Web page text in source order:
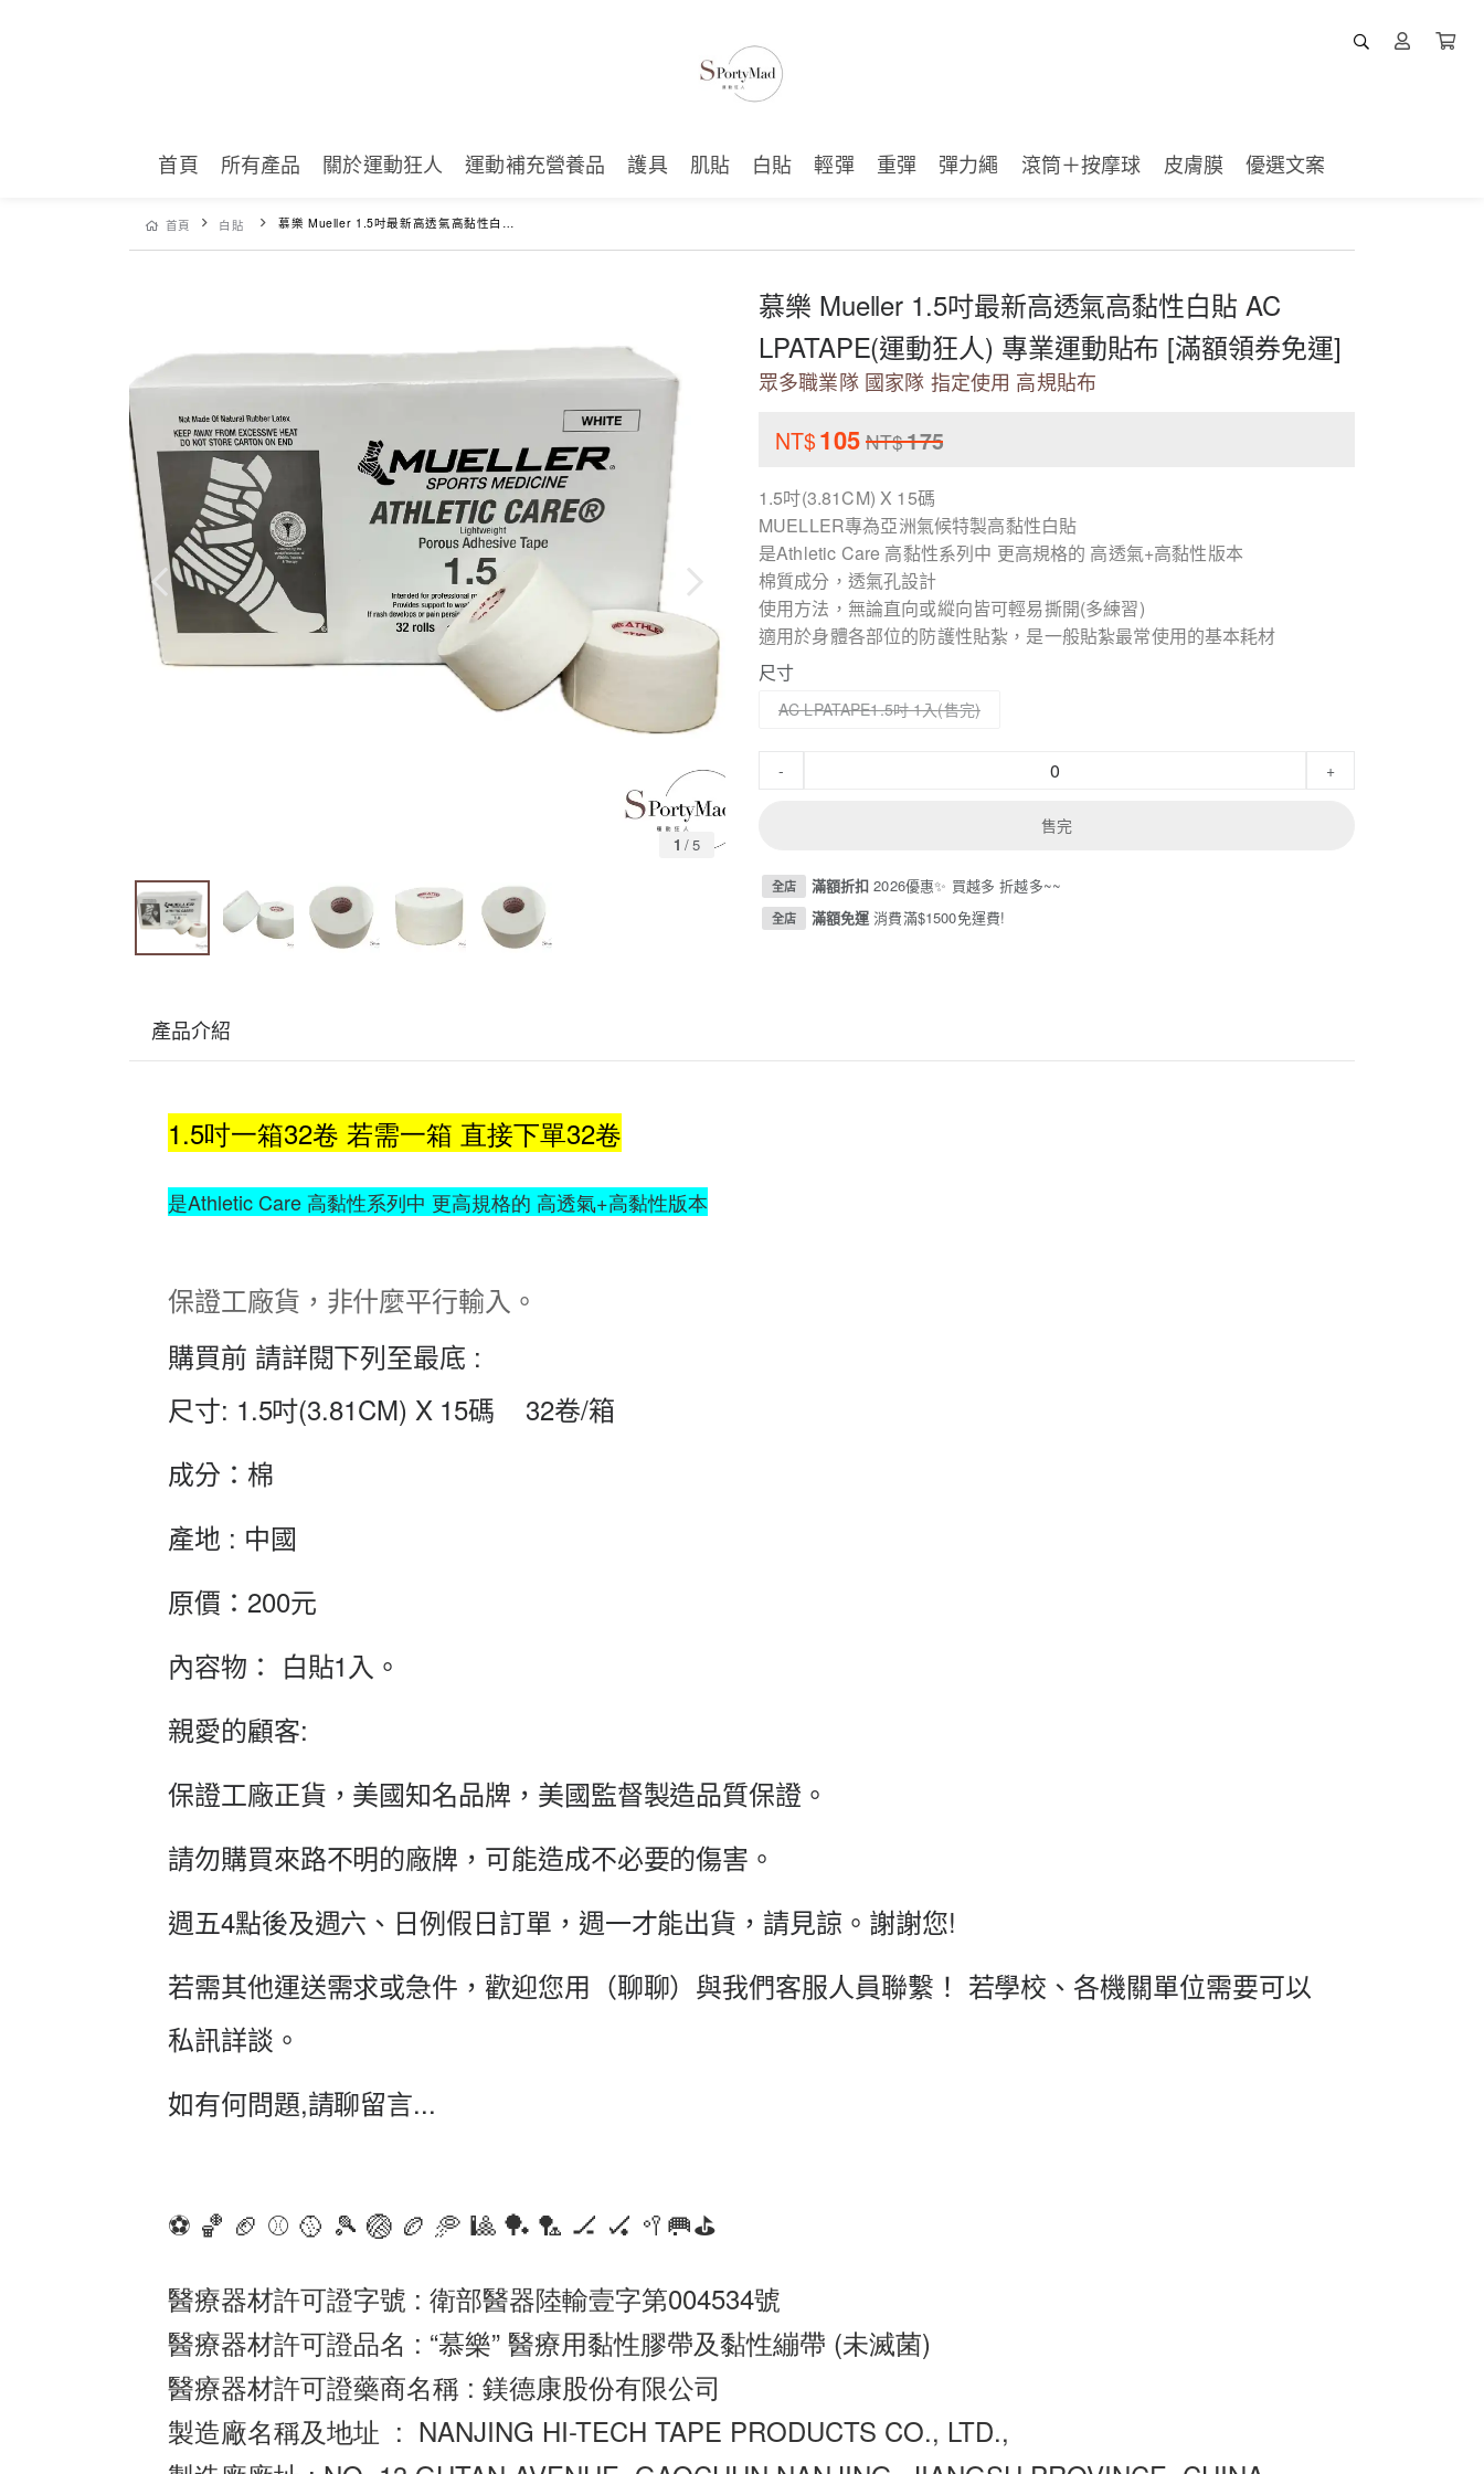
首頁 所有產品 關於運動狂人 運動補充營養品 護具 肌貼 白貼 輕彈 重彈 彈力繩 滾筒＋按摩球 皮膚膜 優選文案
首頁 白貼 慕樂 Mueller 1.5吋最新高透氣高黏性白貼 AC LPATAPE(運動狂人) 專業運動貼布 [滿額領券免運]
1 /5
慕樂 Mueller 1.5吋最新高透氣高黏性白貼 AC
LPATAPE(運動狂人) 專業運動貼布 [滿額領券免運]
眾多職業隊 國家隊 指定使用 高規貼布
NT$105 NT$175
1.5吋(3.81CM) X 15碼
MUELLER專為亞洲氣候特製高黏性白貼
是Athletic Care 高黏性系列中 更高規格的 高透氣+高黏性版本
棉質成分，透氣孔設計
使用方法，無論直向或縱向皆可輕易撕開(多練習)
適用於身體各部位的防護性貼紮，是一般貼紮最常使用的基本耗材
尺寸
AC LPATAPE1.5吋 1入
- +
售完
全店 滿額折扣2026優惠✨ 買越多 折越多~~
全店 滿額免運消費滿$1500免運費!
產品介紹
1.5吋一箱32卷 若需一箱 直接下單32卷
是Athletic Care 高黏性系列中 更高規格的 高透氣+高黏性版本
保證工廠貨，非什麼平行輸入。
購買前 請詳閱下列至最底 :
尺寸: 1.5吋(3.81CM) X 15碼
32卷/箱
成分： 棉
產地 : 中國
原價：200元
內容物： 白貼1入。
親愛的顧客:
保證工廠正貨，美國知名品牌， 美國監督製造品質保證。
請勿購買來路不明的廠牌，可能造成不必要的傷害。
週五4點後及週六、日例假日訂單，週一才能出貨，請見諒。謝謝您!
若需其他運送需求或急件，歡迎您用（聊聊）與我們客服人員聯繫！ 若學校、各機關單位需要可以
私訊詳談。
如有何問題,請聊留言...
⚽️ 🏀 🏈 ⚾️ 🥎 🎾 🏐 🏉 🥏 🎱 🏓 🏸 🏒 🏑 🥍🥅⛳️
醫療器材許可證字號 : 衛部醫器陸輸壹字第004534號
醫療器材許可證品名 : “慕樂” 醫療用黏性膠帶及黏性繃帶 (未滅菌)
醫療器材許可證藥商名稱 : 鎂德康股份有限公司
製造廠名稱及地址  :  NANJING HI-TECH TAPE PRODUCTS CO., LTD.,